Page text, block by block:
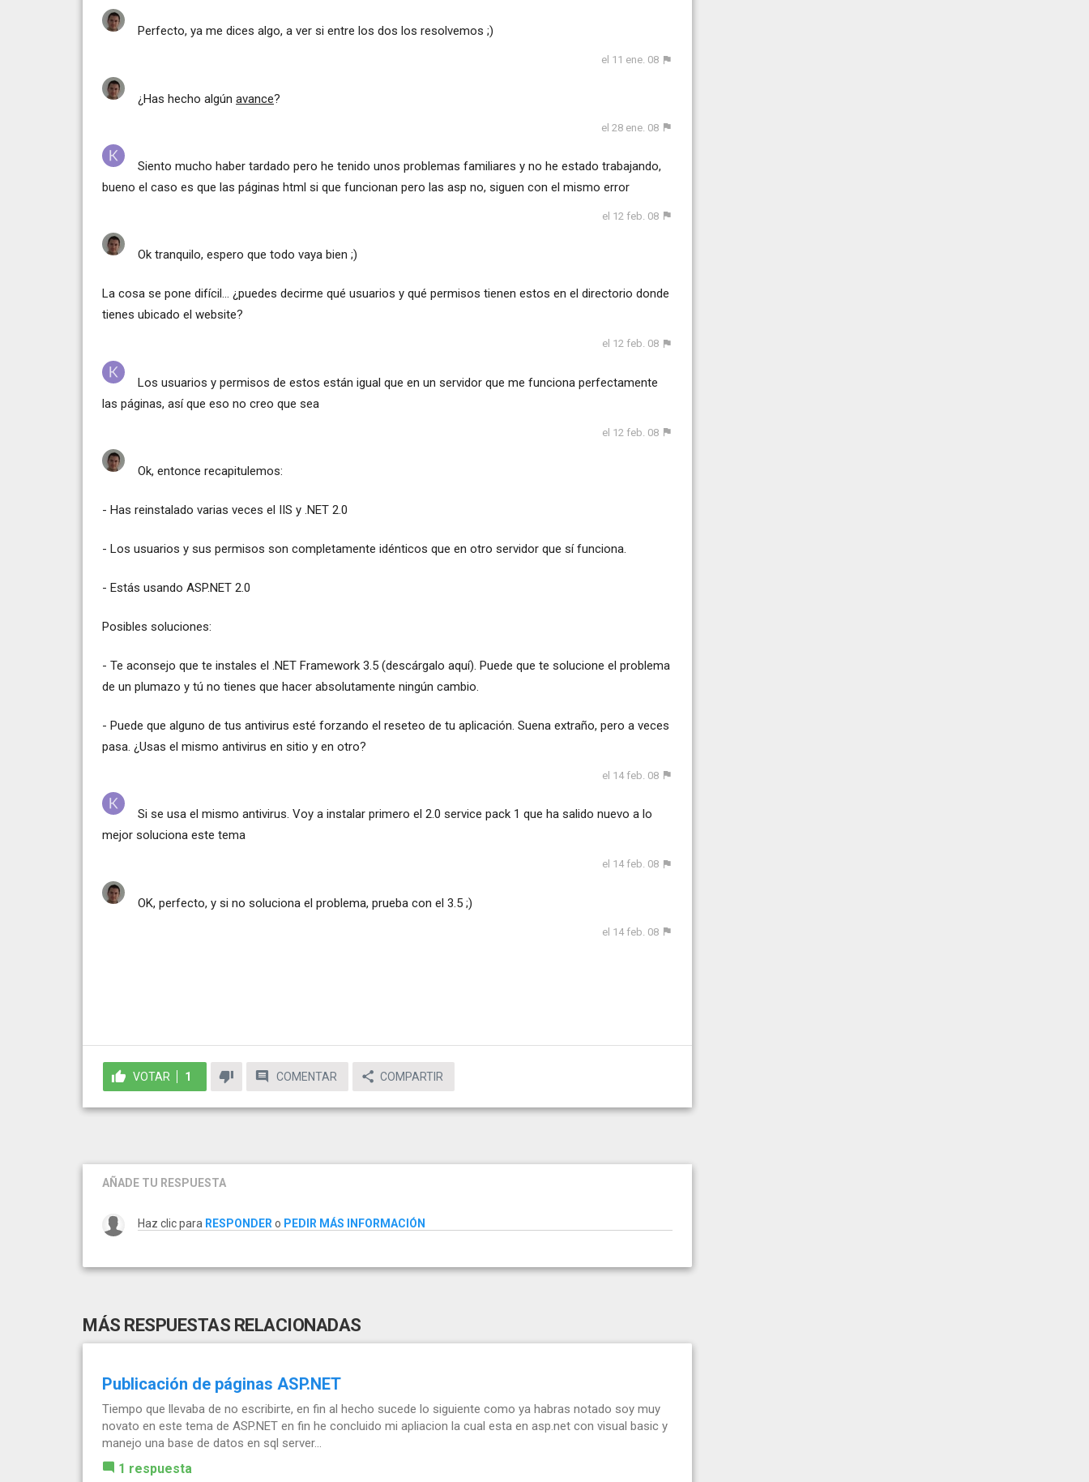
Perfecto, ya me dices algo, a ver si entre los dos los resolvemos ;)
el 11 ene. 08
¿Has hecho algún avance?
el 28 ene. 08
Siento mucho haber tardado pero he tenido unos problemas familiares y no he estado trabajando,
bueno el caso es que las páginas html si que funcionan pero las asp no, siguen con el mismo error
el 12 feb. 08
Ok tranquilo, espero que todo vaya bien ;)
La cosa se pone difícil... ¿puedes decirme qué usuarios y qué permisos tienen estos en el directorio donde
tienes ubicado el website?
el 12 feb. 08
Los usuarios y permisos de estos están igual que en un servidor que me funciona perfectamente
las páginas, así que eso no creo que sea
el 12 feb. 08
Ok, entonce recapitulemos:
- Has reinstalado varias veces el IIS y .NET 2.0
- Los usuarios y sus permisos son completamente idénticos que en otro servidor que sí funciona.
- Estás usando ASP.NET 2.0
Posibles soluciones:
- Te aconsejo que te instales el .NET Framework 3.5 (descárgalo aquí). Puede que te solucione el problema
de un plumazo y tú no tienes que hacer absolutamente ningún cambio.
- Puede que alguno de tus antivirus esté forzando el reseteo de tu aplicación. Suena extraño, pero a veces
pasa. ¿Usas el mismo antivirus en sitio y en otro?
el 14 feb. 08
Si se usa el mismo antivirus. Voy a instalar primero el 2.0 service pack 1 que ha salido nuevo a lo
mejor soluciona este tema
el 14 feb. 08
OK, perfecto, y si no soluciona el problema, prueba con el 3.5 ;)
el 14 feb. 08
VOTAR 1 COMENTAR COMPARTIR
AÑADE TU RESPUESTA
Haz clic para RESPONDER o PEDIR MÁS INFORMACIÓN
MÁS RESPUESTAS RELACIONADAS
Publicación de páginas ASP.NET
Tiempo que llevaba de no escribirte, en fin al hecho sucede lo siguiente como ya habras notado soy muy
novato en este tema de ASP.NET en fin he concluido mi apliacion la cual esta en asp.net con visual basic y
manejo una base de datos en sql server...
1 respuesta